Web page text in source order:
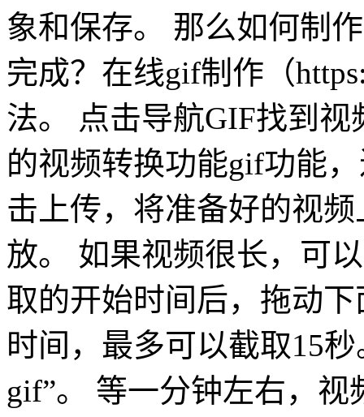
象和保存。 那么如何制
完成？在线gif制作（
法。 点击导航GIF找到
的视频转换功能gif功能
击上传，将准备好的视
放。 如果视频很长，可
取的开始时间后，拖动
时间，最多可以截取15
gif”。 等一分钟左右，